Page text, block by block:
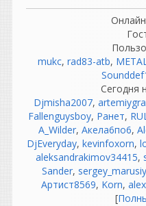
Инженеры тратили
огромное
времени на
оборудования.
«Никто не
Вот это вообще
Если почитать
воспоминания
звукорежиссеров
и 90-х, они
постоянно:
лента
неподходящий
магнитофон
mukc, rad83-atb,
Сегодня
Djmisha2007,
Fallenguysboy, Ранет,
A_Wilder, Акела6по6,
DjEveryday, kevinfoxorn,
aleksandrakimov34415,
Sander, sergey_marusiy
Артист8569, Korn,
[